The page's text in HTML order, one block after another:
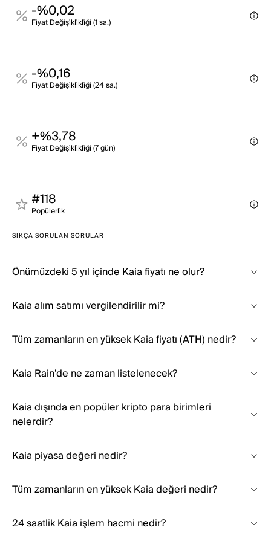
-%0,02
Fi̇yat Deği̇şi̇kli̇kli̇ği̇ (1 sa.)
-%0,16
Fi̇yat Deği̇şi̇kli̇kli̇ği̇ (24 sa.)
+%3,78
Fi̇yat Deği̇şi̇kli̇kli̇ği̇ (7 gün)
#118
Popülerli̇k
SIKÇA SORULAN SORULAR
Önümüzdeki 5 yıl içinde Kaia fiyatı ne olur?
Kaia alım satımı vergilendirilir mi?
Tüm zamanların en yüksek Kaia fiyatı (ATH) nedir?
Kaia Rain’de ne zaman listelenecek?
Kaia dışında en popüler kripto para birimleri
nelerdir?
Kaia piyasa değeri nedir?
Tüm zamanların en yüksek Kaia değeri nedir?
24 saatlik Kaia işlem hacmi nedir?